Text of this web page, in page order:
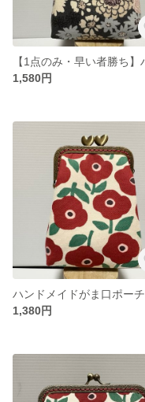
1,580円
1,380円